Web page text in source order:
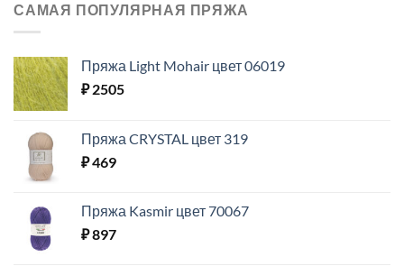
САМАЯ ПОПУЛЯРНАЯ ПРЯЖА
Пряжа Light Mohair цвет 06019
₽2505
Пряжа CRYSTAL цвет 319
₽469
Пряжа Kasmir цвет 70067
₽897